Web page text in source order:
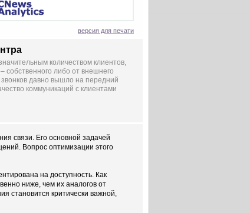
версия для печати
количеством клиентов,
собственного либо от внешнего
давно вышло на передний
коммуникаций с клиентами
связи. Его основной задачей
Вопрос оптимизации этого
на доступность. Как
ниже, чем их аналогов от
становится критически важной,